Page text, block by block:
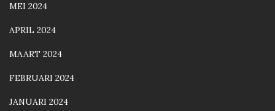
MEI 2024
APRIL 2024
MAART 2024
FEBRUARI 2024
JANUARI 2024